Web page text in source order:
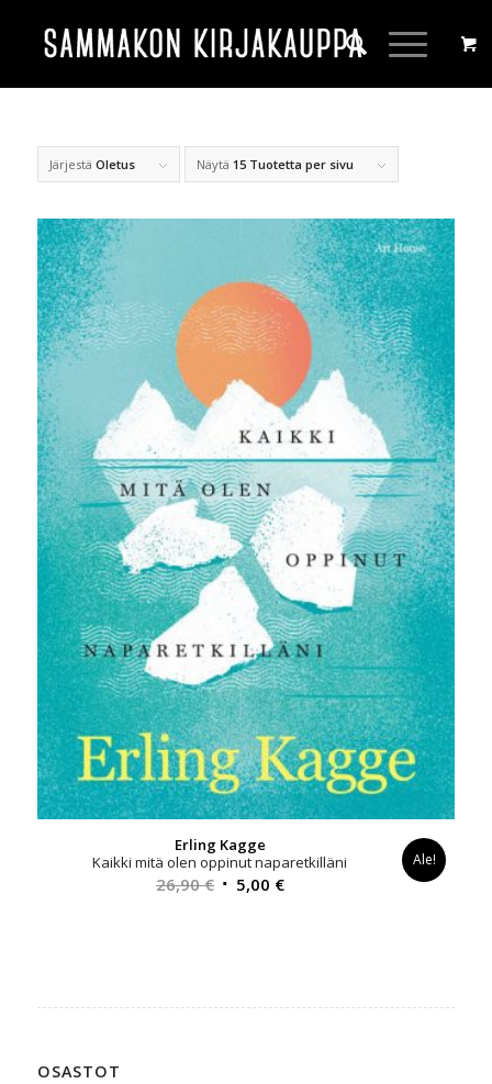
Järjestä Oletus Näytä 15 Tuotetta per sivu
Erling Kagge
Kaikki mitä olen oppinut naparetkilläni
26,90€ Alkuperäinen
5,00 €Nykyinen
Ale!
OSASTOT